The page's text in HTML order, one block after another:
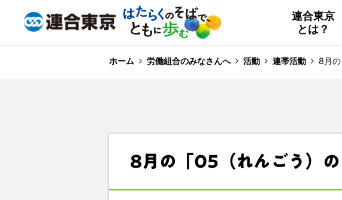
連合東京
とは？
ホーム 労働組合のみなさんへ 活動 連帯活動 8月
8月の「05（れんごう）